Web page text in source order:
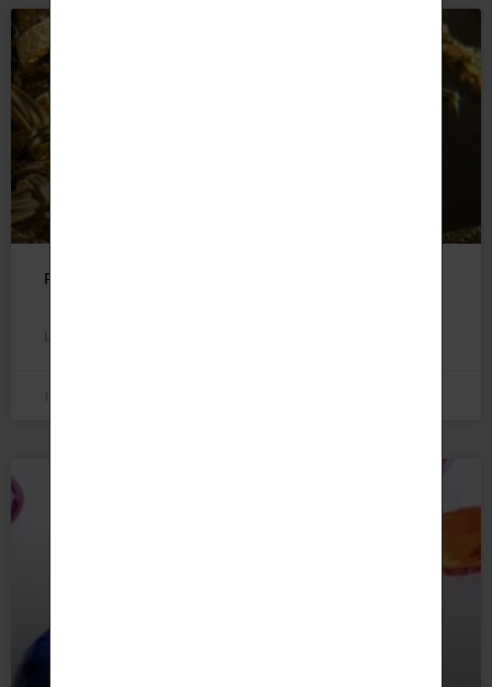
Rachat d’or : vos bijoux en or dorment dans un tiroir ?
LIRE LA SUITE »